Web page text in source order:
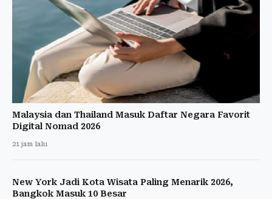
Malaysia dan Thailand Masuk Daftar Negara Favorit
Digital Nomad 2026
21 jam lalu
New York Jadi Kota Wisata Paling Menarik 2026,
Bangkok Masuk 10 Besar